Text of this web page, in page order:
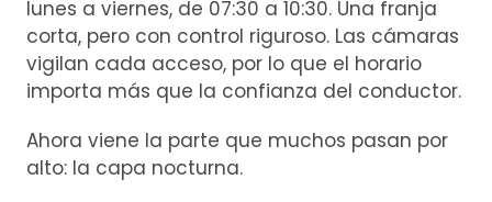
lunes a viernes, de 07:30 a 10:30. Una franja
corta, pero con control riguroso. Las cámaras
vigilan cada acceso, por lo que el horario
importa más que la confianza del conductor.
Ahora viene la parte que muchos pasan por
alto: la capa nocturna.